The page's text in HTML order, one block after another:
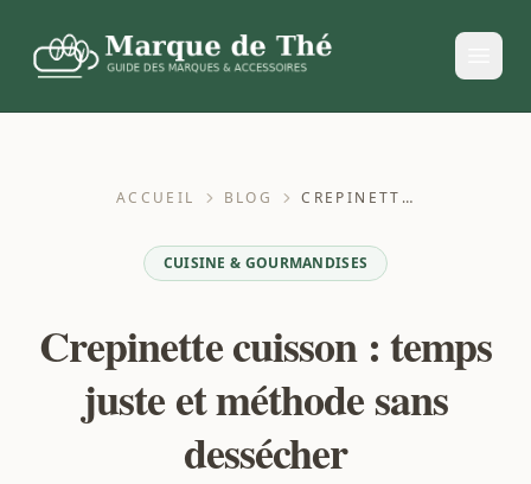
ACCUEIL BLOG CREPINETTE CUISSON : TEMPS JUSTE ET MÉTHODE SANS DESSÉCHER
CUISINE & GOURMANDISES
Crepinette cuisson : temps
juste et méthode sans
dessécher